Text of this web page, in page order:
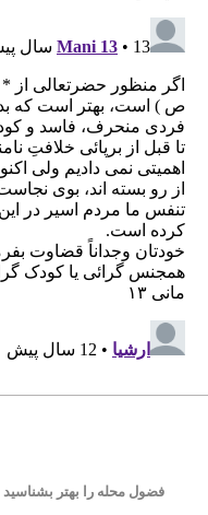
فضول محله را بهتر بشناسید